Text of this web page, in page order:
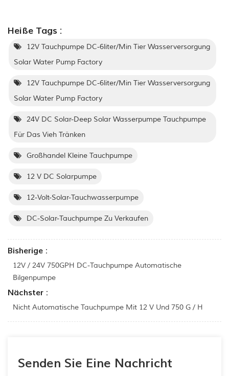
Heiße Tags :
12V Tauchpumpe DC-6liter/Min Tier Wasserversorgung
Solar Water Pump Factory
12V Tauchpumpe DC-6liter/Min Tier Wasserversorgung
Solar Water Pump Factory
24V DC Solar-Deep Solar Wasserpumpe Tauchpumpe
Für Das Vieh Tränken
Großhandel Kleine Tauchpumpe
12 V DC Solarpumpe
12-Volt-Solar-Tauchwasserpumpe
DC-Solar-Tauchpumpe Zu Verkaufen
Bisherige :
12V / 24V 750GPH DC-Tauchpumpe Automatische
Bilgenpumpe
Nächster :
Nicht Automatische Tauchpumpe Mit 12 V Und 750 G / H
Senden Sie Eine Nachricht